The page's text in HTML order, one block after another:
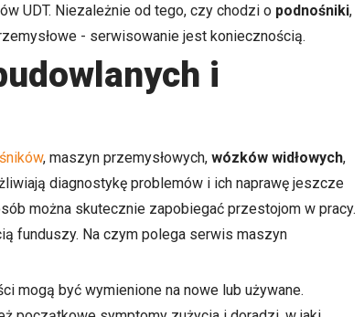
UDT. Niezależnie od tego, czy chodzi o podnośniki,
- serwisowanie jest koniecznością.
i
, maszyn przemysłowych, wózków widłowych,
diagnostykę problemów i ich naprawę jeszcze
można skutecznie zapobiegać przestojom w pracy.
funduszy. Na czym polega serwis maszyn
mogą być wymienione na nowe lub używane.